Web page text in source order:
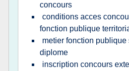
concours
conditions acces
fonction publique
metier fonction publique
diplome
inscription concours